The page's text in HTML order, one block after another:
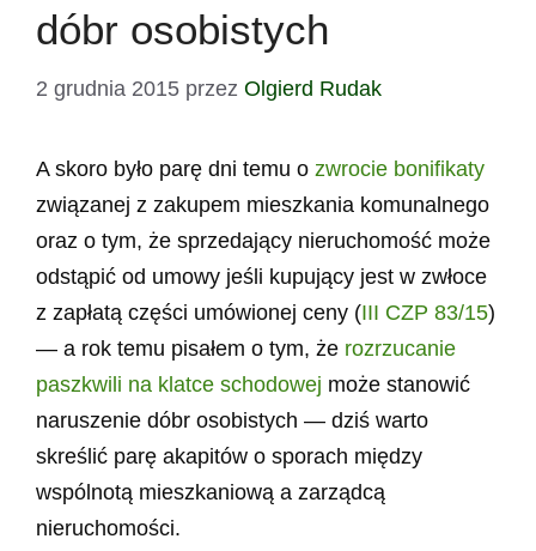
dóbr osobistych
2 grudnia 2015 przez Olgierd Rudak
A skoro było parę dni temu o zwrocie bonifikaty
związanej z zakupem mieszkania komunalnego
oraz o tym, że sprzedający nieruchomość może
odstąpić od umowy jeśli kupujący jest w zwłoce
z zapłatą części umówionej ceny (III CZP 83/15)
— a rok temu pisałem o tym, że rozrzucanie
paszkwili na klatce schodowej może stanowić
naruszenie dóbr osobistych — dziś warto
skreślić parę akapitów o sporach między
wspólnotą mieszkaniową a zarządcą
nieruchomości.